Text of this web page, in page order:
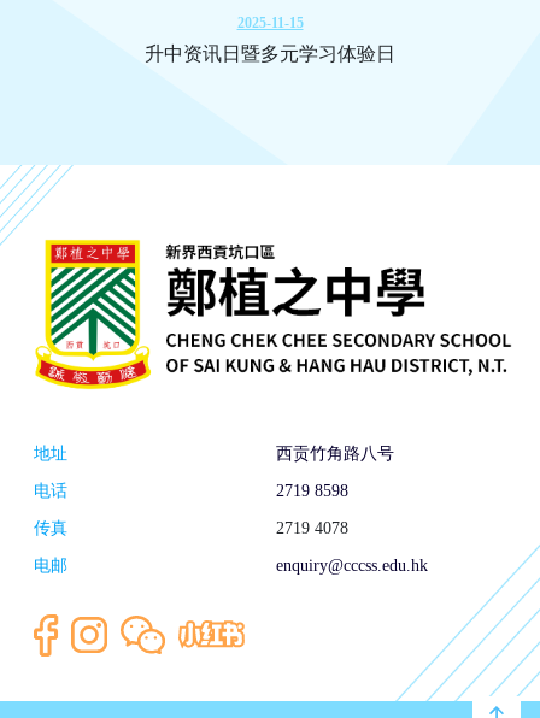
2025-11-15
升中资讯日暨多元学习体验日
地址
西贡竹角路八号
电话
2719 8598
传真
2719 4078
电邮
enquiry@cccss.edu.hk